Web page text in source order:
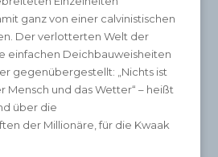
ganz von einer calvinistischen
Der verlotterten Welt der
einfachen Deichbauweisheiten
gegenübergestellt: „Nichts ist
Mensch und das Wetter“ – heißt
über die
der Millionäre, für die Kwaak